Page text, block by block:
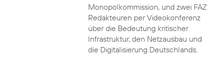
Monopolkommission, und zwei FAZ
Redakteuren per Videokonferenz
über die Bedeutung kritischer
Infrastruktur, den Netzausbau und
die Digitalisierung Deutschlands.